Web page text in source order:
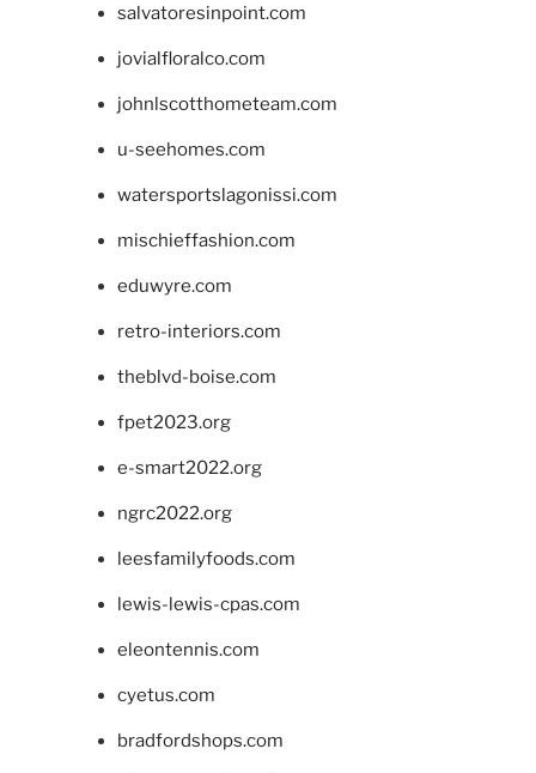
salvatoresinpoint.com
jovialfloralco.com
johnlscotthometeam.com
u-seehomes.com
watersportslagonissi.com
mischieffashion.com
eduwyre.com
retro-interiors.com
theblvd-boise.com
fpet2023.org
e-smart2022.org
ngrc2022.org
leesfamilyfoods.com
lewis-lewis-cpas.com
eleontennis.com
cyetus.com
bradfordshops.com